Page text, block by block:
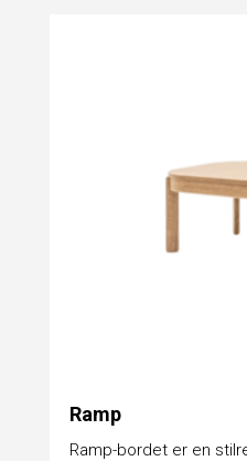
Ramp
Ramp-bordet er en